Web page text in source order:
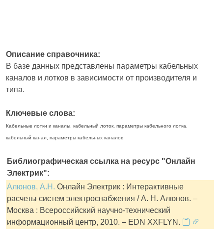
Описание справочника:
В базе данных представлены параметры кабельных
каналов и лотков в зависимости от производителя и
типа.
Ключевые слова:
Кабельные лотки и каналы, кабельный лоток, параметры кабельного лотка,
кабельный канал, параметры кабельных каналов
Библиографическая ссылка на ресурс "Онлайн
Электрик":
Алюнов, А.Н. Онлайн Электрик : Интерактивные
расчеты систем электроснабжения / А. Н. Алюнов. –
Москва : Всероссийский научно-технический
информационный центр, 2010. – EDN XXFLYN.